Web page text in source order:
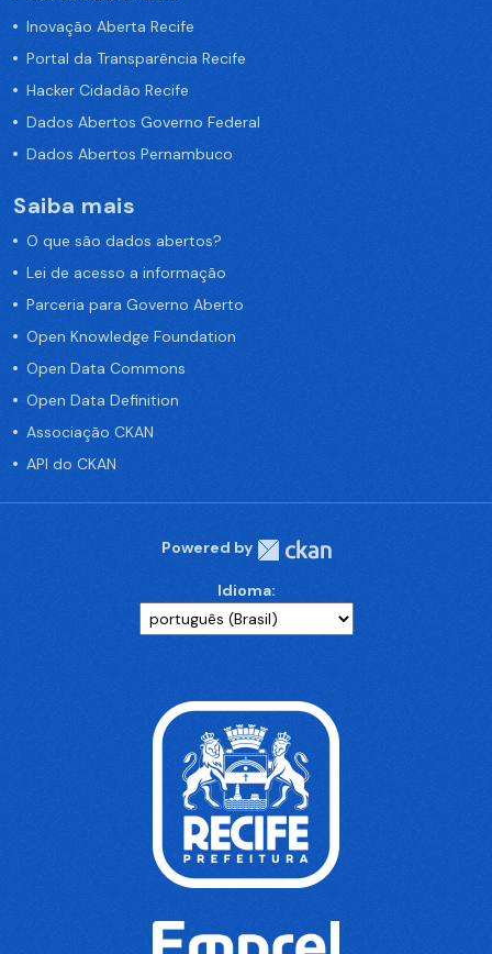
Inovação Aberta Recife
Portal da Transparência Recife
Hacker Cidadão Recife
Dados Abertos Governo Federal
Dados Abertos Pernambuco
Saiba mais
O que são dados abertos?
Lei de acesso a informação
Parceria para Governo Aberto
Open Knowledge Foundation
Open Data Commons
Open Data Definition
Associação CKAN
API do CKAN
Powered by
Idioma